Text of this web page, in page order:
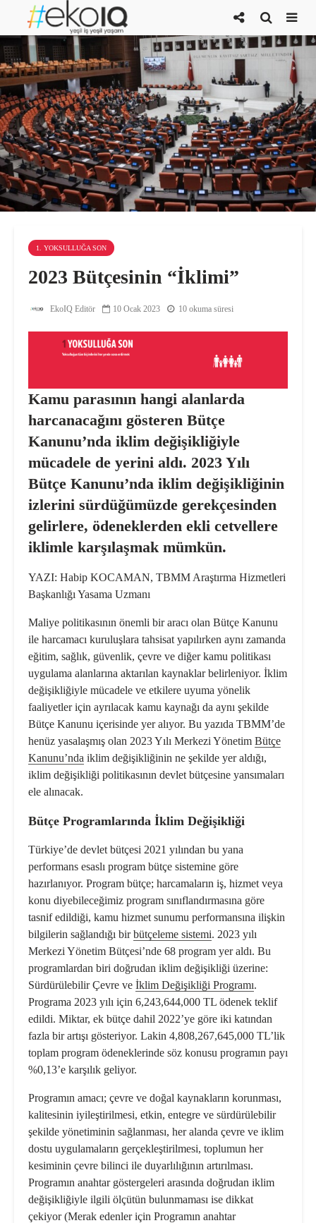
1. YOKSULLUĞA SON
2023 Bütçesinin “İklimi”
EkoIQ Editör 10 Ocak 2023 10 okuma süresi
Kamu parasının hangi alanlarda
harcanacağını gösteren Bütçe
Kanunu’nda iklim değişikliğiyle
mücadele de yerini aldı. 2023 Yılı
Bütçe Kanunu’nda iklim değişikliğinin
izlerini sürdüğümüzde gerekçesinden
gelirlere, ödeneklerden ekli cetvellere
iklimle karşılaşmak mümkün.
YAZI: Habip KOCAMAN, TBMM Araştırma Hizmetleri
Başkanlığı Yasama Uzmanı
Maliye politikasının önemli bir aracı olan Bütçe Kanunu
ile harcamacı kuruluşlara tahsisat yapılırken aynı zamanda
eğitim, sağlık, güvenlik, çevre ve diğer kamu politikası
uygulama alanlarına aktarılan kaynaklar belirleniyor. İklim
değişikliğiyle mücadele ve etkilere uyuma yönelik
faaliyetler için ayrılacak kamu kaynağı da aynı şekilde
Bütçe Kanunu içerisinde yer alıyor. Bu yazıda TBMM’de
henüz yasalaşmış olan 2023 Yılı Merkezi Yönetim Bütçe
Kanunu’nda iklim değişikliğinin ne şekilde yer aldığı,
iklim değişikliği politikasının devlet bütçesine yansımaları
ele alınacak.
Bütçe Programlarında İklim Değişikliği
Türkiye’de devlet bütçesi 2021 yılından bu yana
performans esaslı program bütçe sistemine göre
hazırlanıyor. Program bütçe; harcamaların iş, hizmet veya
konu diyebileceğimiz program sınıflandırmasına göre
tasnif edildiği, kamu hizmet sunumu performansına ilişkin
bilgilerin sağlandığı birbütçeleme sistemi. 2023 yılı
Merkezi Yönetim Bütçesi’nde 68 program yer aldı. Bu
programlardan biri doğrudan iklim değişikliği üzerine:
Sürdürülebilir Çevre ve İklim Değişikliği Programı.
Programa 2023 yılı için 6,243,644,000 TL ödenek teklif
edildi. Miktar, ek bütçe dahil 2022’ye göre iki katından
fazla bir artışı gösteriyor. Lakin 4,808,267,645,000 TL’lik
toplam program ödeneklerinde söz konusu programın payı
%0,13’e karşılık geliyor.
Programın amacı; çevre ve doğal kaynakların korunması,
kalitesinin iyileştirilmesi, etkin, entegre ve sürdürülebilir
şekilde yönetiminin sağlanması, her alanda çevre ve iklim
dostu uygulamaların gerçekleştirilmesi, toplumun her
kesiminin çevre bilinci ile duyarlılığının artırılması.
Programın anahtar göstergeleri arasında doğrudan iklim
değişikliğiyle ilgili ölçütün bulunmaması ise dikkat
çekiyor (Merak edenler için Programın anahtar